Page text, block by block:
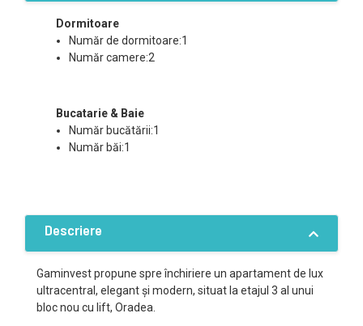
Dormitoare
Număr de dormitoare:1
Număr camere:2
Bucatarie & Baie
Număr bucătării:1
Număr băi:1
Descriere
Gaminvest propune spre închiriere un apartament de lux
ultracentral, elegant și modern, situat la etajul 3 al unui
bloc nou cu lift, Oradea.